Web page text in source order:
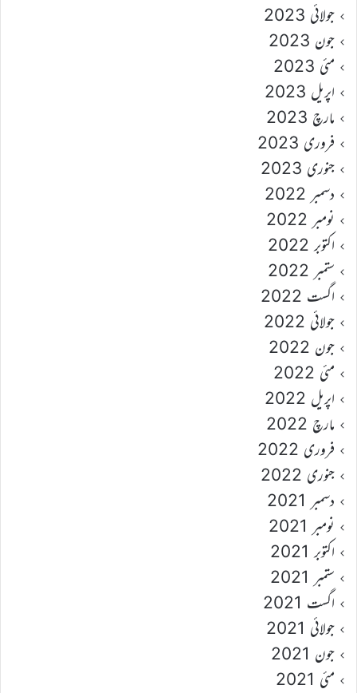
جولائی 2023
جون 2023
مئی 2023
اپریل 2023
مارچ 2023
فروری 2023
جنوری 2023
دسمبر 2022
نومبر 2022
اکتوبر 2022
ستمبر 2022
اگست 2022
جولائی 2022
جون 2022
مئی 2022
اپریل 2022
مارچ 2022
فروری 2022
جنوری 2022
دسمبر 2021
نومبر 2021
اکتوبر 2021
ستمبر 2021
اگست 2021
جولائی 2021
جون 2021
مئی 2021